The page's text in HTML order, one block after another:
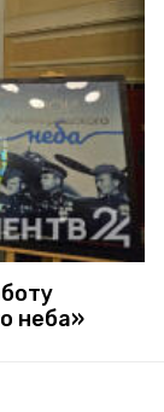
неба»